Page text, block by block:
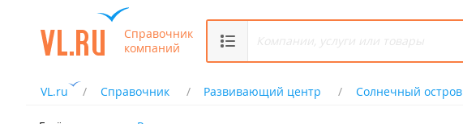
Справочник
компаний
VL.ru Справочник Развивающий центр Солнечный остров